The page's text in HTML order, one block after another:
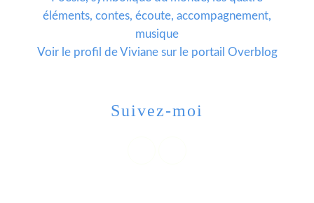
éléments, contes, écoute, accompagnement,
musique
Voir le profil deVivianesur le portail Overblog
Suivez-moi